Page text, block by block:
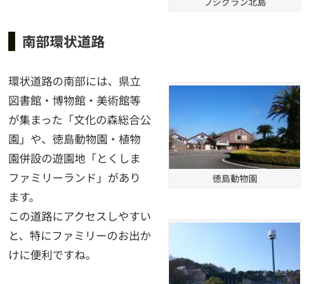
南部環状道路
徳島動物園
環状道路の南部には、県立
図書館・博物館・美術館等
が集まった「文化の森総合公
園」や、徳島動物園・植物
園併設の遊園地「とくしま
ファミリーランド」があり
ます。
この道路にアクセスしやすい
と、特にファミリーのお出か
けに便利ですね。